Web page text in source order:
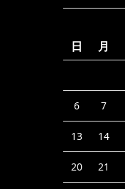
日
月
6 7
13 14
20 21